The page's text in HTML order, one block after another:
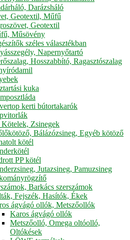
Darázsháló
Geotextil, Műfű
Geotextil
Műsövény
széles választékban
Napernyőtartó
Hosszabbító, Ragasztószalag
kuka
kerti bútortakarók
Zsinegek
Bálázózsineg, Egyéb kötöző
kötél
PP kötél
Jutazsineg, Pamuzsineg
Barkács szerszámok
Fejszék, Hasítók, Ékek
ágvágó ollók, Metszőollók
Karos ágvágó ollók
Metszőolló, Omega oltóolló,
Oltókések